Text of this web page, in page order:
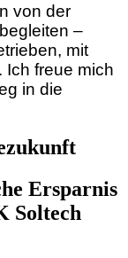
von der
–
mit
Ich freue mich
in die
Ersparnis
Soltech